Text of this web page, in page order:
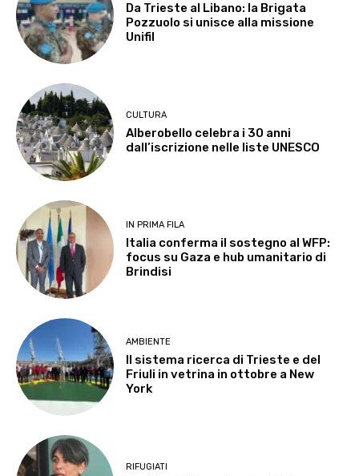
Da Trieste al Libano: la Brigata
Pozzuolo si unisce alla missione
Unifil
CULTURA
Alberobello celebra i 30 anni
dall’iscrizione nelle liste UNESCO
IN PRIMA FILA
Italia conferma il sostegno al WFP:
focus su Gaza e hub umanitario di
Brindisi
AMBIENTE
Il sistema ricerca di Trieste e del
Friuli in vetrina in ottobre a New
York
RIFUGIATI